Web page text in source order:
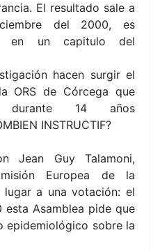
El resultado sale a
del 2000, es
en un capitulo del
hacen surgir el
ORS de Córcega que
durante 14 años
INSTRUCTIF?
Jean Guy Talamoni,
Europea de la
lugar a una votación: el
Asamblea pide que
epidemiológico sobre la